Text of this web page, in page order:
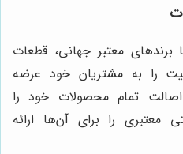
برندهای معتبر جهانی، قطعات
را به مشتریان خود عرضه
تمام محصولات خود را
معتبری را برای آن‌ها ارائه